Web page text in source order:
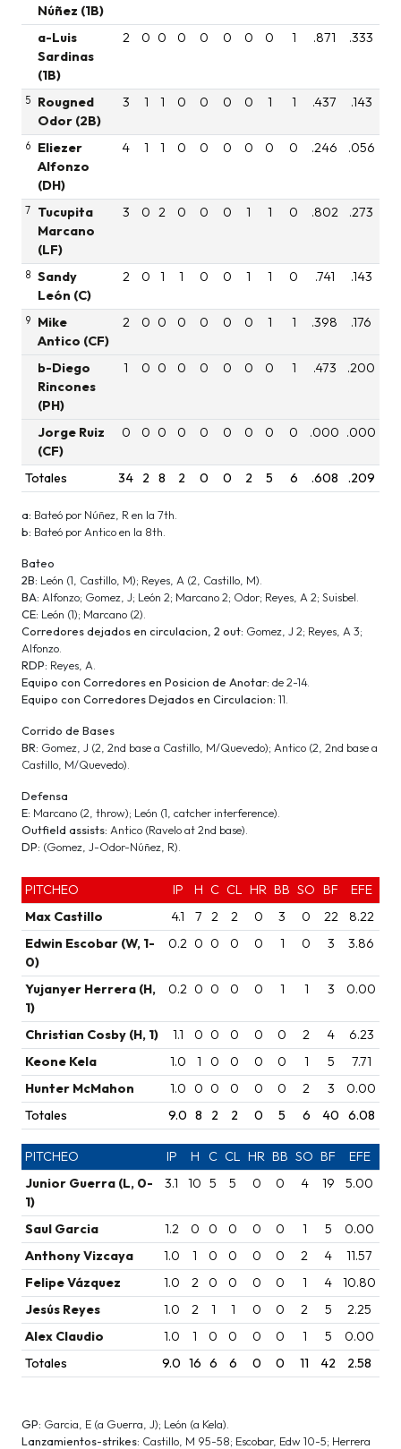
Núñez (1B)
a-Luis
Sardinas
(1B)
2 0 0 0 0 0 0 0 1 .871 .333
5
Rougned
Odor (2B)
3 1 1 0 0 0 0 1 1 .437 .143
6
Eliezer
Alfonzo
(DH)
4 1 1 0 0 0 0 0 0 .246 .056
7
Tucupita
Marcano
(LF)
3 0 2 0 0 0 1 1 0 .802 .273
8
Sandy
León (C)
2 0 1 1 0 0 1 1 0 .741 .143
9
Mike
Antico (CF)
2 0 0 0 0 0 0 1 1 .398 .176
b-Diego
Rincones
(PH)
1 0 0 0 0 0 0 0 1 .473 .200
Jorge Ruiz
(CF)
0 0 0 0 0 0 0 0 0 .000 .000
Totales 34 2 8 2 0 0 2 5 6 .608 .209
a: Bateó por Núñez, R en la 7th.
b: Bateó por Antico en la 8th.
Bateo
2B: León (1, Castillo, M); Reyes, A (2, Castillo, M).
BA: Alfonzo; Gomez, J; León 2; Marcano 2; Odor; Reyes, A 2; Suisbel.
CE: León (1); Marcano (2).
Corredores dejados en circulacion, 2 out: Gomez, J 2; Reyes, A 3;
Alfonzo.
RDP: Reyes, A.
Equipo con Corredores en Posicion de Anotar: de 2-14.
Equipo con Corredores Dejados en Circulacion: 11.
Corrido de Bases
BR: Gomez, J (2, 2nd base a Castillo, M/Quevedo); Antico (2, 2nd base a
Castillo, M/Quevedo).
Defensa
E: Marcano (2, throw); León (1, catcher interference).
Outfield assists: Antico (Ravelo at 2nd base).
DP: (Gomez, J-Odor-Núñez, R).
PITCHEO IP H C CL HR BB SO BF
EFE
Max Castillo
4.1 7 2 2 0 3 0 22
8.22
Edwin Escobar (W, 1-
0)
0.2 0 0 0 0 1 0 3 3.86
Yujanyer Herrera (H,
1)
0.2 0 0 0 0 1 1 3 0.00
Christian Cosby (H, 1) 1.1 0 0 0 0 0 2 4
6.23
Keone Kela
1.0 1 0 0 0 0 1 5
7.71
Hunter McMahon
1.0 0 0 0 0 0 2 3
0.00
Totales
9.0 8 2 2 0 5 6 40 6.08
PITCHEO IP H C CL HR BB SO BF
EFE
Junior Guerra (L, 0-
1)
3.1 10 5 5 0 0 4 19 5.00
Saul Garcia 1.2 0 0 0 0 0 1 5
0.00
Anthony Vizcaya
1.0 1 0 0 0 0 2 4
11.57
Felipe Vázquez
1.0 2 0 0 0 0 1 4
10.80
Jesús Reyes
1.0 2 1 1 0 0 2 5
2.25
Alex Claudio
1.0 1 0 0 0 0 1 5
0.00
Totales
9.0 16 6 6 0 0 11 42 2.58
GP: Garcia, E (a Guerra, J); León (a Kela).
Lanzamientos-strikes: Castillo, M 95-58; Escobar, Edw 10-5; Herrera